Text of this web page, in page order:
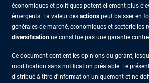
économiques et politiques potentiellement plus
émergents. La valeur des actions peut baisser en
générales de marché, économiques et sectorielles
diversification ne constitue pas une garantie contre
Ce document contient les opinions du gérant,
modification sans notification préalable. Le
distribué à titre d'information uniquement et ne